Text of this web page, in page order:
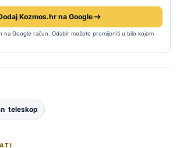
Kozmos.hr na Google
na Google račun. Odabir možete promijeniti u bilo kojem
teleskop